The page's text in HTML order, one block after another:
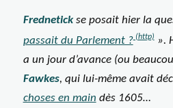
Frednetickse posait hier la
passait du Parlement ?
».
a un jour d’avance (ou
Fawkes, qui lui-même avait
choses en main dès 1605…